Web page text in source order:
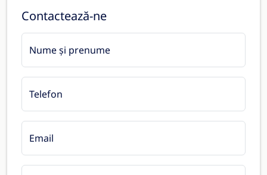
Contactează-ne
Nume și prenume
Telefon
Email